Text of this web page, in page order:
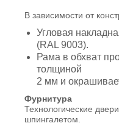
В зависимости от
Угловая
(RAL 9003).
Рама в обхват
толщиной
2 мм и
Фурнитура
Технологические
шпингалетом.